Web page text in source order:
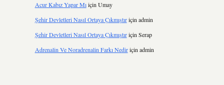
Acur Kabız Yapar Mıiçin Umay
Şehir Devletleri Nasıl Ortaya Çıkmıştıriçin admin
Şehir Devletleri Nasıl Ortaya Çıkmıştıriçin Serap
Adrenalin Ve Noradrenalin Farkı Nediriçin admin